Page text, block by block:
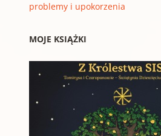
problemy i upokorzenia
MOJE KSIĄŻKI